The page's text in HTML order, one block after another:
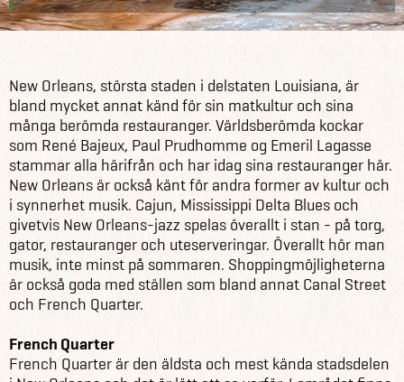
New Orleans, största staden i delstaten Louisiana, är
bland mycket annat känd för sin matkultur och sina
många berömda restauranger. Världsberömda kockar
som René Bajeux, Paul Prudhomme og Emeril Lagasse
stammar alla härifrån och har idag sina restauranger här.
New Orleans är också känt för andra former av kultur och
i synnerhet musik. Cajun, Mississippi Delta Blues och
givetvis New Orleans-jazz spelas överallt i stan - på torg,
gator, restauranger och uteserveringar. Överallt hör man
musik, inte minst på sommaren. Shoppingmöjligheterna
är också goda med ställen som bland annat Canal Street
och French Quarter.
French Quarter
French Quarter är den äldsta och mest kända stadsdelen